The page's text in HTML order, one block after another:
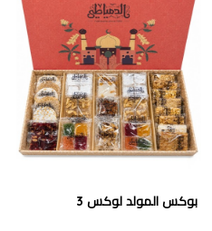
بوكس المولد لوكس 3